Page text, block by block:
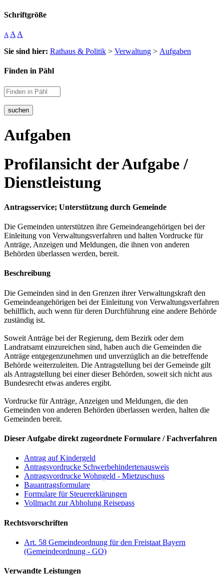
Schriftgröße
A A A
Sie sind hier: Rathaus & Politik > Verwaltung > Aufgaben
Finden in Pähl
suchen
Aufgaben
Profilansicht der Aufgabe /
Dienstleistung
Antragsservice; Unterstützung durch Gemeinde
Die Gemeinden unterstützen ihre Gemeindeangehörigen bei der
Einleitung von Verwaltungsverfahren und halten Vordrucke für
Anträge, Anzeigen und Meldungen, die ihnen von anderen
Behörden überlassen werden, bereit.
Beschreibung
Die Gemeinden sind in den Grenzen ihrer Verwaltungskraft den
Gemeindeangehörigen bei der Einleitung von Verwaltungsverfahren
behilflich, auch wenn für deren Durchführung eine andere Behörde
zuständig ist.
Soweit Anträge bei der Regierung, dem Bezirk oder dem
Landratsamt einzureichen sind, haben auch die Gemeinden die
Anträge entgegenzunehmen und unverzüglich an die betreffende
Behörde weiterzuleiten. Die Antragstellung bei der Gemeinde gilt
als Antragstellung bei einer dieser Behörden, soweit sich nicht aus
Bundesrecht etwas anderes ergibt.
Vordrucke für Anträge, Anzeigen und Meldungen, die den
Gemeinden von anderen Behörden überlassen werden, halten die
Gemeinden bereit.
Dieser Aufgabe direkt zugeordnete Formulare / Fachverfahren
Antrag auf Kindergeld
Antragsvordrucke Schwerbehindertenausweis
Antragsvordrucke Wohngeld - Mietzuschuss
Bauantragsformulare
Formulare für Steuererklärungen
Vollmacht zur Abholung Reisepass
Rechtsvorschriften
Art. 58 Gemeindeordnung für den Freistaat Bayern
(Gemeindeordnung - GO)
Verwandte Leistungen